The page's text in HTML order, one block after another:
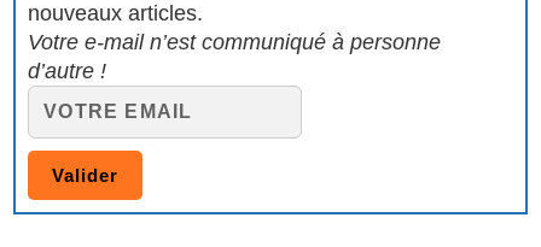
nouveaux articles.
Votre e-mail n’est communiqué à personne
d’autre !